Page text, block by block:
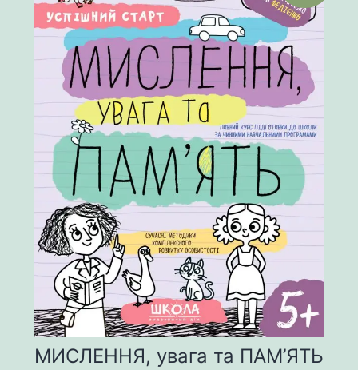
МИСЛЕННЯ, увага та ПАМ’ЯТЬ